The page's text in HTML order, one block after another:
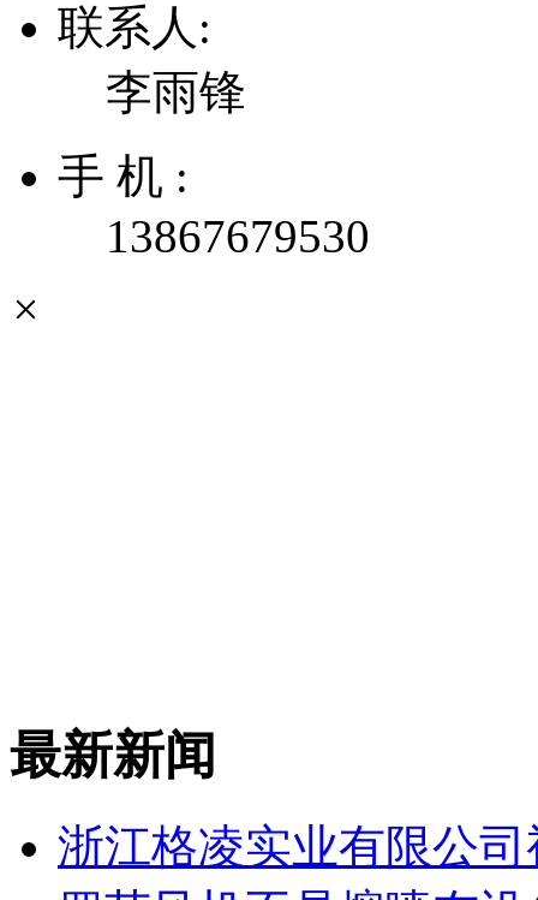
联系人:
李雨锋
手 机 :
13867679530
×
最新新闻
浙江格凌实业有限公司